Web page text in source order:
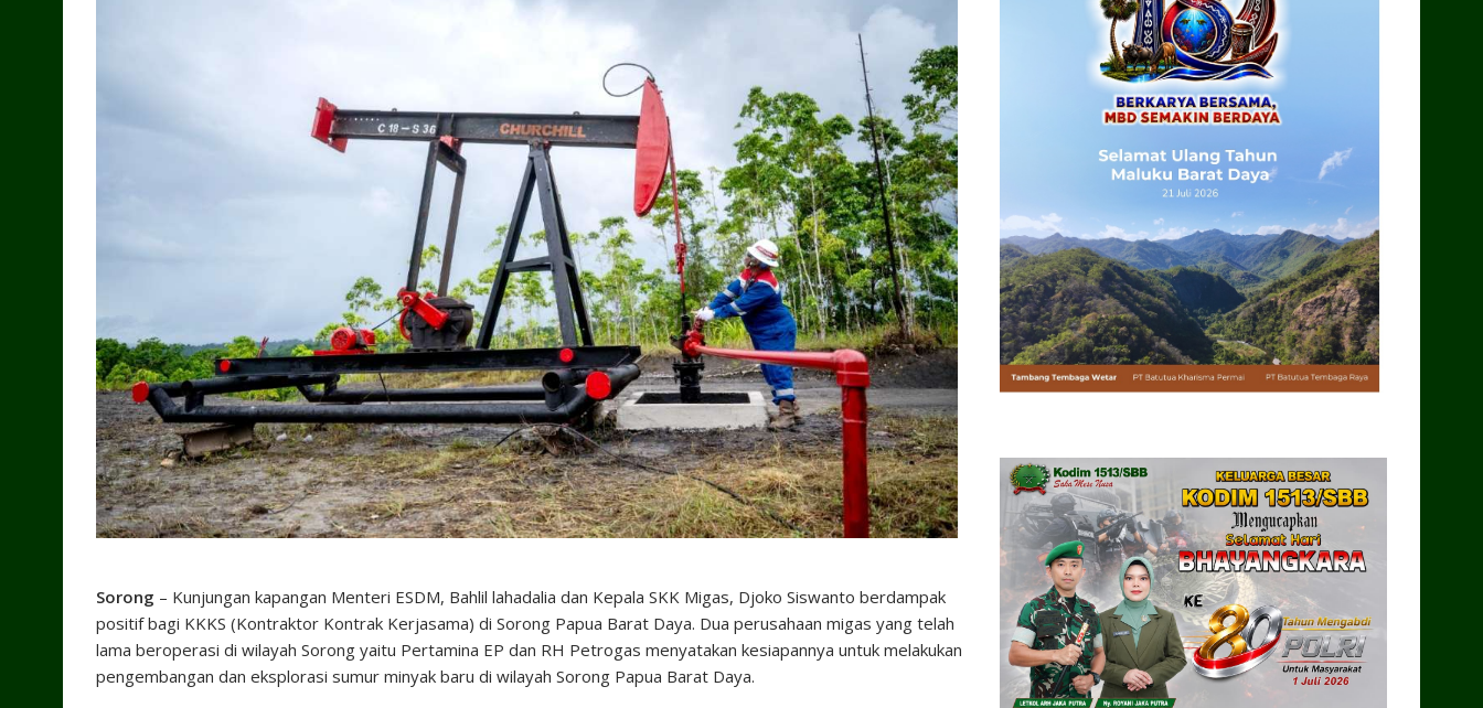
Sorong – Kunjungan kapangan Menteri ESDM, Bahlil lahadalia dan Kepala SKK Migas, Djoko Siswanto berdampak
positif bagi KKKS (Kontraktor Kontrak Kerjasama) di Sorong Papua Barat Daya. Dua perusahaan migas yang telah
lama beroperasi di wilayah Sorong yaitu Pertamina EP dan RH Petrogas menyatakan kesiapannya untuk melakukan
pengembangan dan eksplorasi sumur minyak baru di wilayah Sorong Papua Barat Daya.